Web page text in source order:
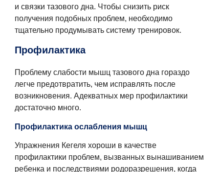
и связки тазового дна. Чтобы снизить риск
получения подобных проблем, необходимо
тщательно продумывать систему тренировок.
Профилактика
Проблему слабости мышц тазового дна гораздо
легче предотвратить, чем исправлять после
возникновения. Адекватных мер профилактики
достаточно много.
Профилактика ослабления мышц
Упражнения Кегеля хороши в качестве
профилактики проблем, вызванных вынашиванием
ребенка и последствиями родоразрешения, когда